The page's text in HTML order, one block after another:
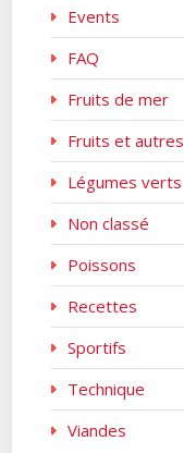
Events
FAQ
Fruits de mer
Fruits et autres
Légumes verts
Non classé
Poissons
Recettes
Sportifs
Technique
Viandes